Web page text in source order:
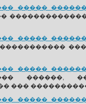
�����
�����
�����
������,
����������
�����